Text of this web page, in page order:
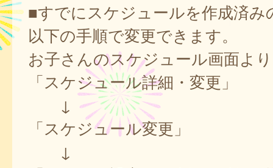
■すでにスケジュールを作成済み
以下の手順で変更できます。
お子さんのスケジュール画面より
「スケジュール詳細・変更」
↓
「スケジュール変更」
↓